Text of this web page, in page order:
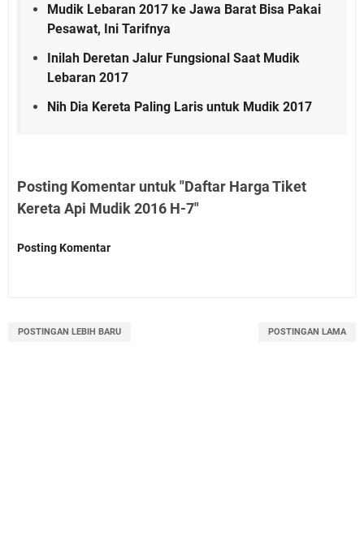
Mudik Lebaran 2017 ke Jawa Barat Bisa Pakai
Pesawat, Ini Tarifnya
Inilah Deretan Jalur Fungsional Saat Mudik
Lebaran 2017
Nih Dia Kereta Paling Laris untuk Mudik 2017
Posting Komentar untuk "Daftar Harga Tiket
Kereta Api Mudik 2016 H-7"
Posting Komentar
POSTINGAN LEBIH BARU POSTINGAN LAMA